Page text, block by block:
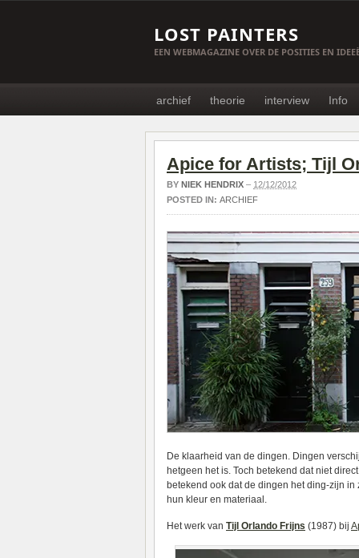
LOST PAINTERS
EEN WEBMAGAZINE OVER DE POSITIES EN
archief theorie interview Info
Apice for Artists; Tijl
BY NIEK HENDRIX – 12/12/2012
POSTED IN: ARCHIEF
De klaarheid van de dingen. Dingen
hetgeen het is. Toch betekend dat niet
betekend ook dat de dingen het ding-zijn
hun kleur en materiaal.
Het werk van Tijl Orlando Frijns (1987) bij